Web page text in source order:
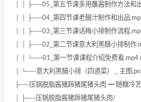
│ │ ├──05_第五节课多用蘸酱制作方法和
│ │ ├──04_第四节课老醋汁制作和出品
│ │ ├──03_第三节课话梅小排制作流程
│ │ ├──02_第二节课意大利黑醋小排制作
│ │ └──01_第一节课课程介绍免费看.mp4
│ └──意大利黑醋小排（四道菜） _ 主图
├──压锅脱脂酱猪蹄猪尾猪头肉 ━ 随糖冷
│ ├──压锅脱脂酱猪蹄猪尾猪头肉/